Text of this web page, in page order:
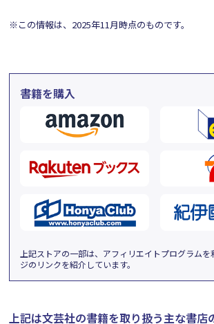
※この情報は、2025年11月時点のものです。
書籍を購入
上記ストアの一部は、アフィリエイトプログラム
ジのリンクを紹介しています。
上記は文芸社の書籍を取り扱う主な書店